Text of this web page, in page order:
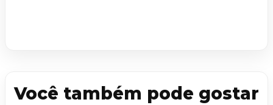
Você também pode gostar